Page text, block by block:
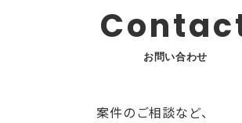
お問い合わせ
案件のご相談など、